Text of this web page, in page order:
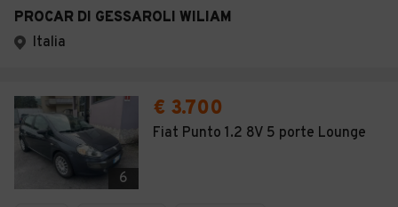
PROCAR DI GESSAROLI WILIAM
Italia
6
€ 3.700
Fiat Punto 1.2 8V 5 porte Lounge